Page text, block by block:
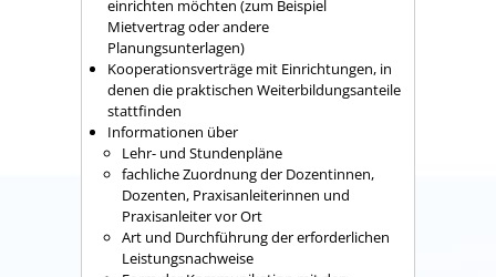
einrichten möchten (zum Beispiel
Mietvertrag oder andere
Planungsunterlagen)
Kooperationsverträge mit Einrichtungen, in
denen die praktischen Weiterbildungsanteile
stattfinden
Informationen über
Lehr- und Stundenpläne
fachliche Zuordnung der Dozentinnen,
Dozenten, Praxisanleiterinnen und
Praxisanleiter vor Ort
Art und Durchführung der erforderlichen
Leistungsnachweise